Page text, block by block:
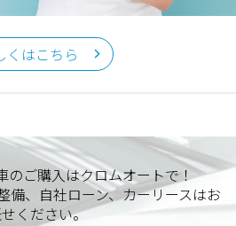
くはこちら
のご購入はクロムオートで！
備、自社ローン、カーリースはお
ください。